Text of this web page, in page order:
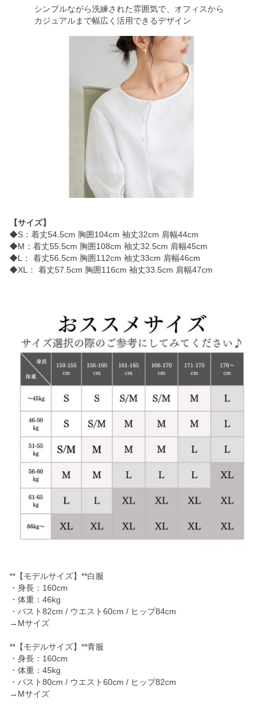
シンプルながら洗練された雰囲気で、オフィスから
カジュアルまで幅広く活用できるデザイン
【サイズ】
◆S：着丈54.5cm 胸囲104cm 袖丈32cm 肩幅44cm
◆M：着丈55.5cm 胸囲108cm 袖丈32.5cm 肩幅45cm
◆L： 着丈56.5cm 胸囲112cm 袖丈33cm 肩幅46cm
◆XL： 着丈57.5cm 胸囲116cm 袖丈33.5cm 肩幅47cm
**【モデルサイズ】**白服
・身長：160cm
・体重：46kg
・バスト82cm / ウエスト60cm / ヒップ84cm
→Mサイズ
**【モデルサイズ】**青服
・身長：160cm
・体重：45kg
・バスト80cm / ウエスト60cm / ヒップ82cm
→Mサイズ